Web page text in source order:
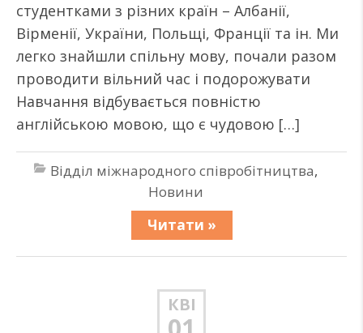
студентками з різних країн – Албанії,
Вірменії, України, Польщі, Франції та ін. Ми
легко знайшли спільну мову, почали разом
проводити вільний час і подорожувати
Навчання відбувається повністю
англійською мовою, що є чудовою […]
Відділ міжнародного співробітництва,
Новини
Читати »
КВІ